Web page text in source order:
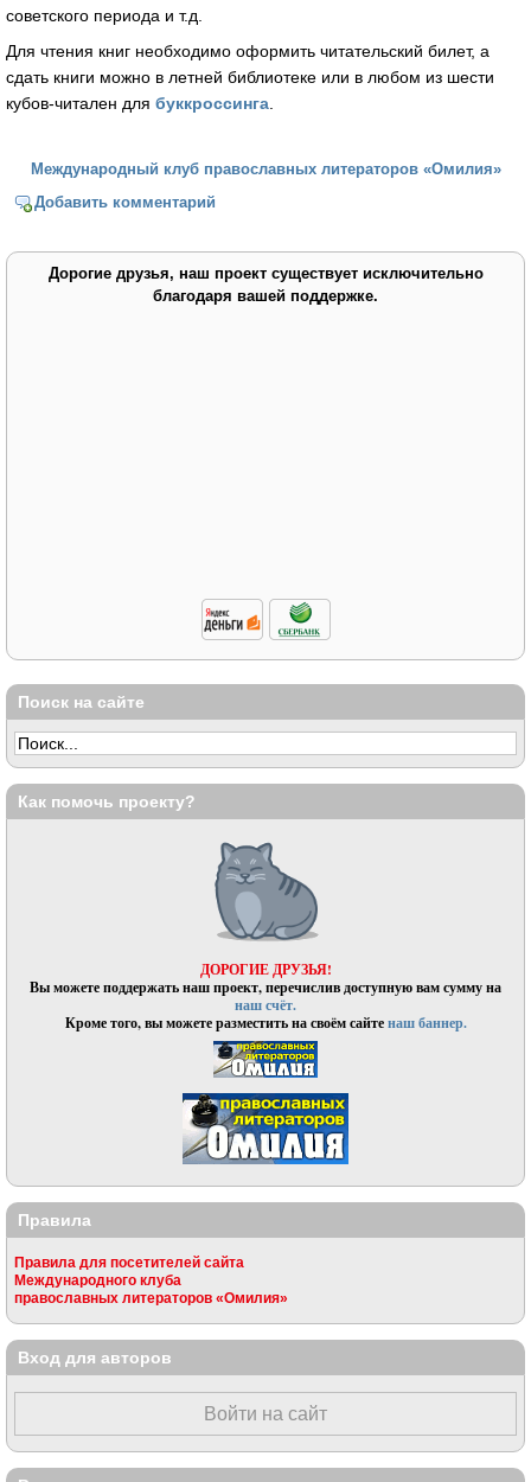
советского периода и т.д.
Для чтения книг необходимо оформить читательский билет, а
сдать книги можно в летней библиотеке или в любом из шести
кубов-читален для буккроссинга
Международный клуб православных литераторов «Омилия»
Добавить комментарий
Дорогие друзья, наш проект существует исключительно
благодаря вашей поддержке.
Поиск на сайте
Как помочь проекту?
ДОРОГИЕ ДРУЗЬЯ!
Вы можете поддержать наш проект, перечислив доступную вам сумму на
наш счёт.
Кроме того, вы можете разместить на своём сайтенаш баннер.
Правила
Правила для посетителей сайта
Международного клуба
православных литераторов «Омилия»
Вход для авторов
Войти на сайт